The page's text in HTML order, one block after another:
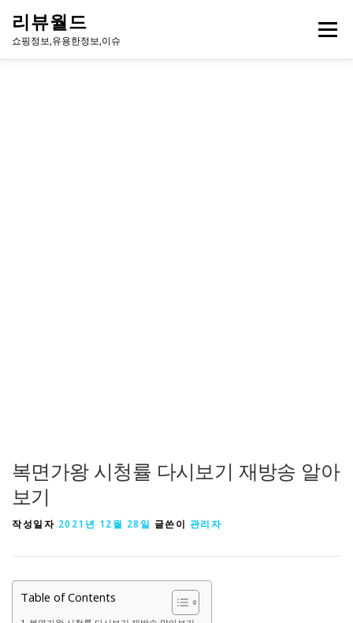
리뷰월드
쇼핑정보,유용한정보,이슈
메뉴
복면가왕 시청률 다시보기 재방송 알아
보기
작성일자 2021년 12월 28일 글쓴이 관리자
Table of Contents